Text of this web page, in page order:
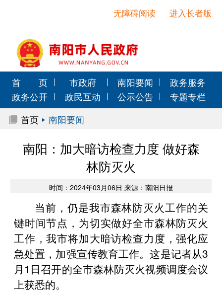
进入长者版
无障碍阅读
首 页 市政府 南阳要闻
政务服务
政务公开
政民互动 公示公告
专题专栏
首页
南阳要闻
南阳：加大暗访检查力度 做好森
林防灭火
时间：2024年03月06日 来源：南阳日报
当前，仍是我市森林防灭火工作的关
键时间节点，为切实做好全市森林防灭火
工作，我市将加大暗访检查力度，强化应
急处置，加强宣传教育工作。这是记者从3
月1日召开的全市森林防灭火视频调度会议
上获悉的。